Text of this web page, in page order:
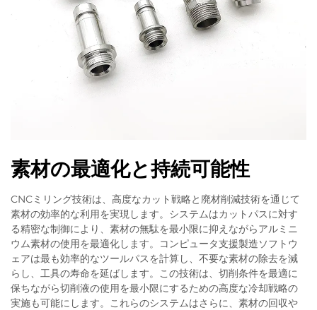
素材の最適化と持続可能性
CNCミリング技術は、高度なカット戦略と廃材削減技術を通じて
素材の効率的な利用を実現します。システムはカットパスに対す
る精密な制御により、素材の無駄を最小限に抑えながらアルミニ
ウム素材の使用を最適化します。コンピュータ支援製造ソフトウ
ェアは最も効率的なツールパスを計算し、不要な素材の除去を減
らし、工具の寿命を延ばします。この技術は、切削条件を最適に
保ちながら切削液の使用を最小限にするための高度な冷却戦略の
実施も可能にします。これらのシステムはさらに、素材の回収や